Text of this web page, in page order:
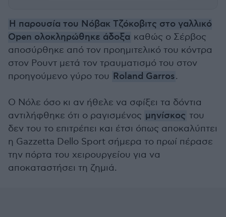
Η παρουσία του Νόβακ Τζόκοβιτς στο γαλλικό
Open ολοκληρώθηκε άδοξα καθώς ο Σέρβος
αποσύρθηκε από τον προημιτελικό του κόντρα
στον Ρουντ μετά τον τραυματισμό του στον
προηγούμενο γύρο του Roland Garros.
Ο Νόλε όσο κι αν ήθελε να σφίξει τα δόντια
αντιλήφθηκε ότι ο ραγισμένος μηνίσκος του
δεν του το επιτρέπει και έτσι όπως αποκαλύπτει
η Gazzetta Dello Sport σήμερα το πρωί πέρασε
την πόρτα του χειρουργείου για να
αποκαταστήσει τη ζημιά.